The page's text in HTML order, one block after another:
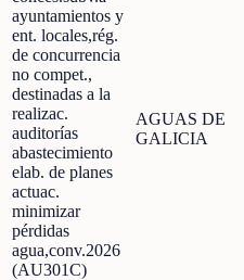
ayuntamientos y
ent. locales,rég.
de concurrencia
no compet.,
destinadas a la
realizac.
auditorías
abastecimiento
elab. de planes
actuac.
minimizar
pérdidas
agua,conv.2026
(AU301C)
AGUAS DE
GALICIA